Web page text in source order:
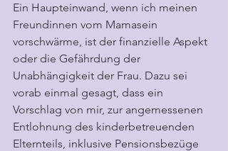
Ein Haupteinwand, wenn ich meinen
Freundinnen vom Mamasein
vorschwärme, ist der finanzielle Aspekt
oder die Gefährdung der
Unabhängigkeit der Frau. Dazu sei
vorab einmal gesagt, dass ein
Vorschlag von mir, zur angemessenen
Entlohnung des kinderbetreuenden
Elternteils, inklusive Pensionsbezüge